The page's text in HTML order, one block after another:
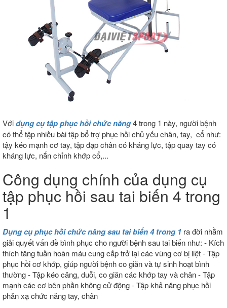
Vớidụng cụ tập phục hồi chức năng4 trong 1 này, người bệnh
có thể tập nhiều bài tập bổ trợ phục hồi chủ yếu chân, tay, cổ như:
tậy kéo mạnh cơ tay, tập đạp chân có kháng lực, tập quay tay có
kháng lực, nắn chỉnh khớp cổ,...
Công dụng chính của dụng cụ
tập phục hồi sau tai biến 4 trong
1
Dụng cụ phục hồi chức năng sau tai biến 4 trong 1 ra đời nhằm
giải quyết vấn đề bình phục cho người bệnh sau tai biến như: - Kích
thích tăng tuần hoàn máu cung cấp trở lại các vùng cơ bị liệt - Tập
phục hồi cơ khớp, giúp người bệnh co giãn và tự sinh hoạt bình
thường - Tập kéo căng, duỗi, co giãn các khớp tay và chân - Tập
mạnh các cơ bên phần không cử động - Tập khả năng phục hồi
phản xạ chức năng tay, chân